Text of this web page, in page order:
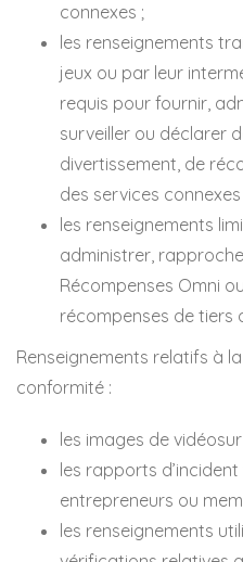
connexes ;
les renseignements
jeux ou par leur
requis pour fournir,
surveiller ou déclarer
divertissement, de
des services
les renseignements
administrer,
Récompenses Omni
récompenses de tiers
Renseignements relatifs à
conformité :
les images de
les rapports
entrepreneurs ou
les renseignements